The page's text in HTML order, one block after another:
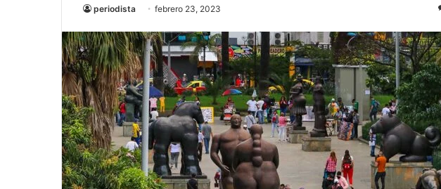
periodista febrero 23, 2023